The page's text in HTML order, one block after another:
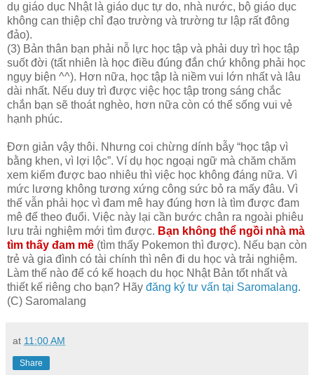
dụ giáo dục Nhật là giáo dục tự do, nhà nước, bộ giáo dục
không can thiệp chỉ đạo trường và trường tư lập rất đông
đảo).
(3) Bản thân bạn phải nỗ lực học tập và phải duy trì học tập
suốt đời (tất nhiên là học điều đúng đắn chứ không phải học
ngụy biện ^^). Hơn nữa, học tập là niềm vui lớn nhất và lâu
dài nhất. Nếu duy trì được việc học tập trong sáng chắc
chắn bạn sẽ thoát nghèo, hơn nữa còn có thể sống vui vẻ
hạnh phúc.
Đơn giản vậy thôi. Nhưng coi chừng dính bẫy “học tập vì
bằng khen, vì lợi lộc”. Ví dụ học ngoại ngữ mà chăm chăm
xem kiếm được bao nhiêu thì việc học không đáng nữa. Vì
mức lương không tương xứng công sức bỏ ra mấy đâu. Vì
thế vẫn phải học vì đam mê hay đúng hơn là tìm được đam
mê để theo đuổi. Việc này lại cần bước chân ra ngoài phiêu
lưu trải nghiệm mới tìm được. Bạn không thể ngồi nhà mà
tìm thấy đam mê (tìm thấy Pokemon thì được). Nếu bạn còn
trẻ và gia đình có tài chính thì nên đi du học và trải nghiệm.
Làm thế nào để có kế hoạch du học Nhật Bản tốt nhất và
thiết kế riêng cho bạn? Hãy đăng ký tư vấn tại Saromalang.
(C) Saromalang
at 11:00 AM
Share